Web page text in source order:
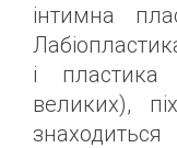
інтимна
і
великих),
знаходиться